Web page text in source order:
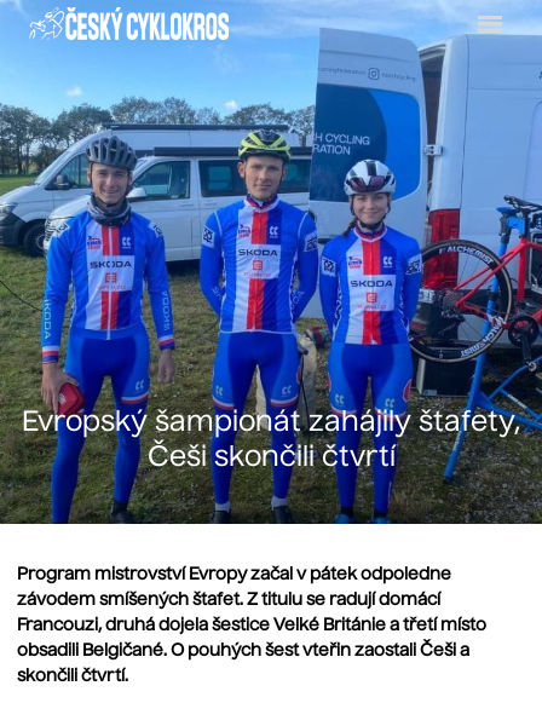
Menu
Evropský šampionát zahájily štafety,
Češi skončili čtvrtí
Program mistrovství Evropy začal v pátek odpoledne
závodem smíšených štafet. Z titulu se radují domácí
Francouzi, druhá dojela šestice Velké Británie a třetí místo
obsadili Belgičané. O pouhých šest vteřin zaostali Češi a
skončili čtvrtí.